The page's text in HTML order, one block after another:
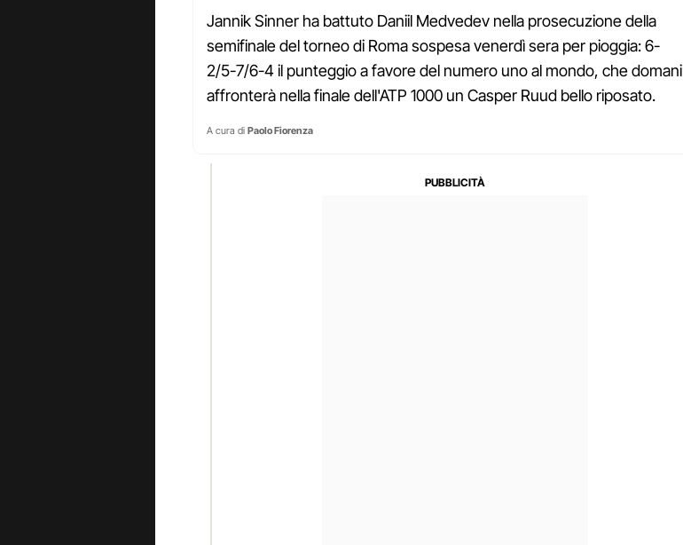
Jannik Sinner ha battuto Daniil Medvedev nella prosecuzione della
semifinale del torneo di Roma sospesa venerdì sera per pioggia: 6-
2/5-7/6-4 il punteggio a favore del numero uno al mondo, che domani
affronterà nella finale dell'ATP 1000 un Casper Ruud bello riposato.
A cura di Paolo Fiorenza